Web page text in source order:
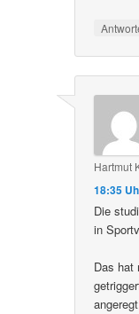
Hartmut
18:35
Die
in
Das hat